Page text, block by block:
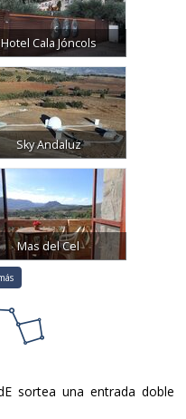
Hotel Cala Jóncols
Sky Andaluz
Mas del Cel
sortea una entrada doble